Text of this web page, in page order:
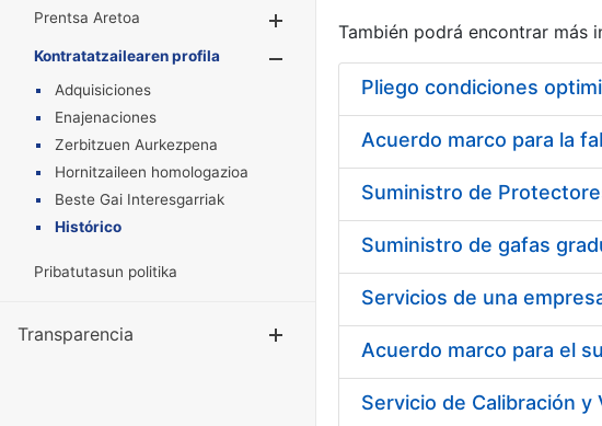
Prentsa Aretoa
Erakutsi/Ezkutatu
Kontratatzailearen profila
Erakutsi/Ezkutatu
Adquisiciones
Enajenaciones
Zerbitzuen Aurkezpena
Hornitzaileen homologazioa
Beste Gai Interesgarriak
Histórico
Pribatutasun politika
Transparencia Erakutsi/Ezkutatu
También podrá encontrar más
Pliego condiciones
Acuerdo marco para la
Acuerdo marco para el